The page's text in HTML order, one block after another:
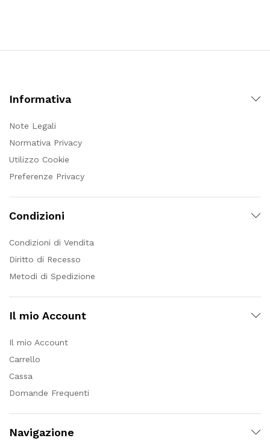
€142.00
Informativa
Note Legali
Normativa Privacy
Utilizzo Cookie
Preferenze Privacy
Condizioni
Condizioni di Vendita
Diritto di Recesso
Metodi di Spedizione
Il mio Account
Il mio Account
Carrello
Cassa
Domande Frequenti
Navigazione